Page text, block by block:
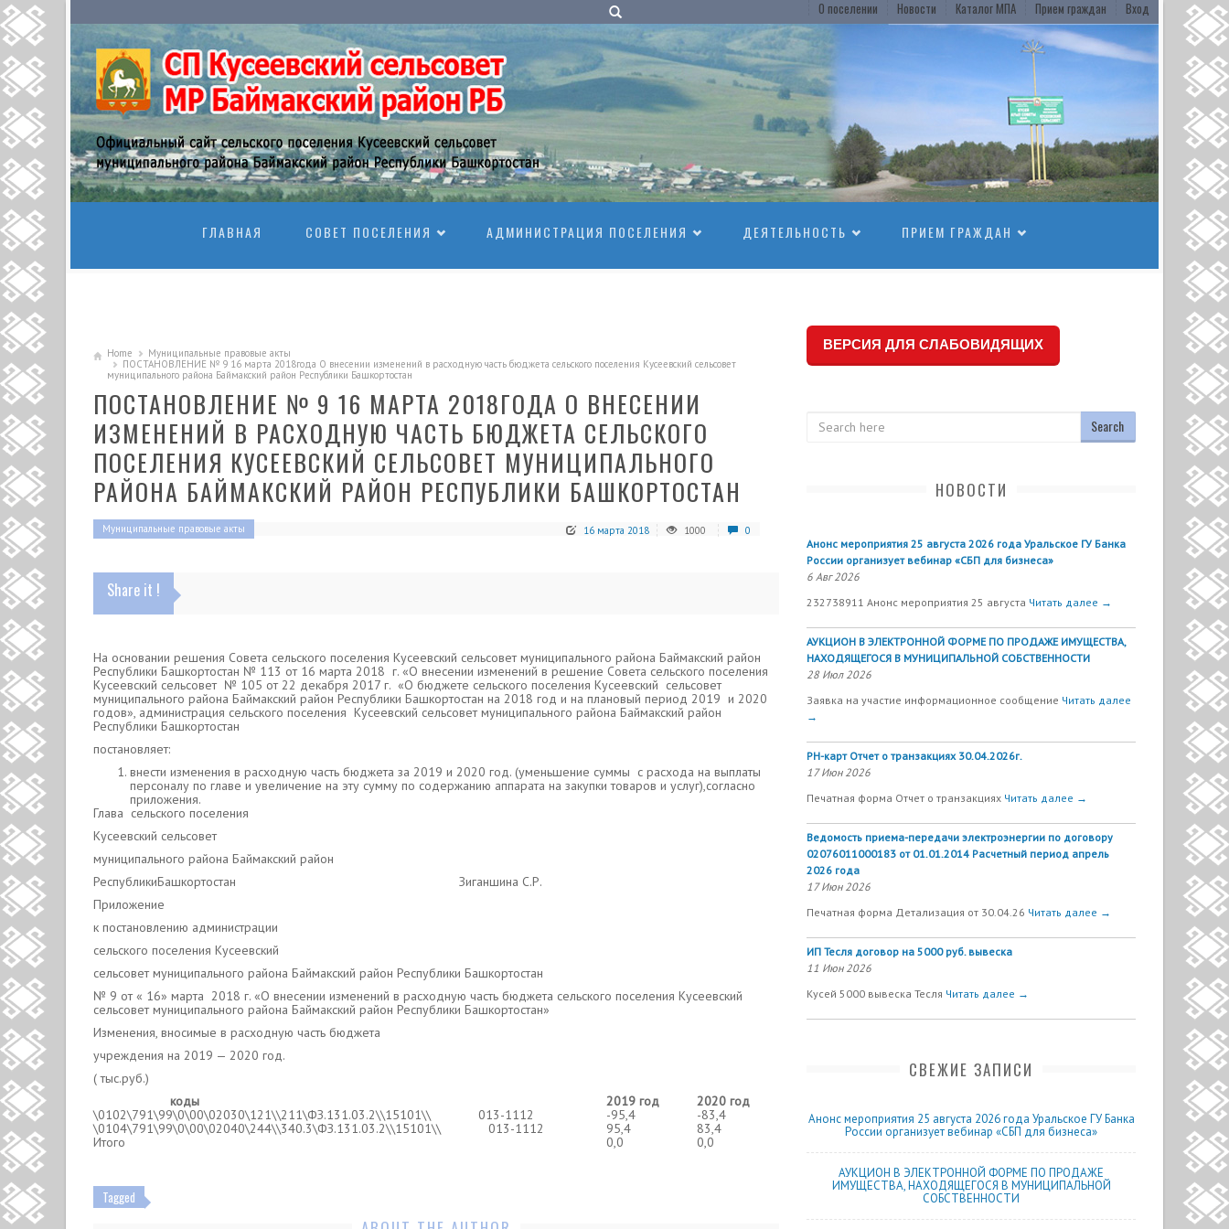
О поселении Новости Каталог МПА Прием граждан Вход
ГЛАВНАЯ
СОВЕТ ПОСЕЛЕНИЯ АДМИНИСТРАЦИЯ ПОСЕЛЕНИЯ ДЕЯТЕЛЬНОСТЬ ПРИЕМ ГРАЖДАН
Home
Муниципальные правовые акты
ПОСТАНОВЛЕНИЕ № 9 16 марта 2018года О внесении изменений в расходную часть бюджета сельского поселения Кусеевский сельсовет
муниципального района Баймакский район Республики Башкортостан
ПОСТАНОВЛЕНИЕ № 9 16 МАРТА 2018ГОДА О ВНЕСЕНИИ
ИЗМЕНЕНИЙ В РАСХОДНУЮ ЧАСТЬ БЮДЖЕТА СЕЛЬСКОГО
ПОСЕЛЕНИЯ КУСЕЕВСКИЙ СЕЛЬСОВЕТ МУНИЦИПАЛЬНОГО
РАЙОНА БАЙМАКСКИЙ РАЙОН РЕСПУБЛИКИ БАШКОРТОСТАН
Муниципальные правовые акты 16 марта 2018 1000 0
Share it !
На основании решения Совета сельского поселения Кусеевский сельсовет муниципального района Баймакский район
Республики Башкортостан № 113 от 16 марта 2018 г. «О внесении изменений в решение Совета сельского поселения
Кусеевский сельсовет № 105 от 22 декабря 2017 г. «О бюджете сельского поселения Кусеевский сельсовет
муниципального района Баймакский район Республики Башкортостан на 2018 год и на плановый период 2019 и 2020
годов», администрация сельского поселения Кусеевский сельсовет муниципального района Баймакский район
Республики Башкортостан
постановляет:
внести изменения в расходную часть бюджета за 2019 и 2020 год. (уменьшение суммы с расхода на выплаты
персоналу по главе и увеличение на эту сумму по содержанию аппарата на закупки товаров и услуг),согласно
приложения.
Глава сельского поселения
Кусеевский сельсовет
муниципального района Баймакский район
РеспубликиБашкортостан Зиганшина С.Р.
Приложение
к постановлению администрации
сельского поселения Кусеевский
сельсовет муниципального района Баймакский район Республики Башкортостан
№ 9 от « 16» марта 2018 г. «О внесении изменений в расходную часть бюджета сельского поселения Кусеевский
сельсовет муниципального района Баймакский район Республики Башкортостан»
Изменения, вносимые в расходную часть бюджета
учреждения на 2019 — 2020 год.
( тыс.руб.)
коды
2019 год
2020 год
\0102\791\99\0\00\02030\121\\211\ФЗ.131.03.2\\15101\\ 013-1112
-95,4
-83,4
\0104\791\99\0\00\02040\244\\340.3\ФЗ.131.03.2\\15101\\ 013-1112
95,4
83,4
Итого
0,0 0,0
Tagged
ВЕРСИЯ ДЛЯ СЛАБОВИДЯЩИХ
НОВОСТИ
Анонс мероприятия 25 августа 2026 года Уральское ГУ Банка
России организует вебинар «СБП для бизнеса»
6 Авг 2026
232738911 Анонс мероприятия 25 августа Читать далее →
АУКЦИОН В ЭЛЕКТРОННОЙ ФОРМЕ ПО ПРОДАЖЕ ИМУЩЕСТВА,
НАХОДЯЩЕГОСЯ В МУНИЦИПАЛЬНОЙ СОБСТВЕННОСТИ
28 Июл 2026
Заявка на участие информационное сообщение Читать далее
→
РН-карт Отчет о транзакциях 30.04.2026г.
17 Июн 2026
Печатная форма Отчет о транзакциях Читать далее →
Ведомость приема-передачи электроэнергии по договору
02076011000183 от 01.01.2014 Расчетный период апрель
2026 года
17 Июн 2026
Печатная форма Детализация от 30.04.26 Читать далее →
ИП Тесля договор на 5000 руб. вывеска
11 Июн 2026
Кусей 5000 вывеска Тесля Читать далее →
СВЕЖИЕ ЗАПИСИ
Анонс мероприятия 25 августа 2026 года Уральское ГУ Банка
России организует вебинар «СБП для бизнеса»
АУКЦИОН В ЭЛЕКТРОННОЙ ФОРМЕ ПО ПРОДАЖЕ
ИМУЩЕСТВА, НАХОДЯЩЕГОСЯ В МУНИЦИПАЛЬНОЙ
СОБСТВЕННОСТИ